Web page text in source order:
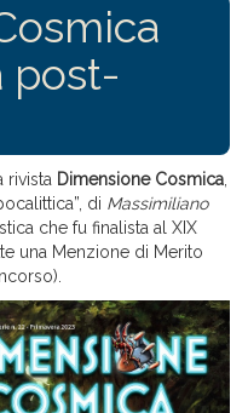
post-
rivista Dimensione Cosmica
di Massimiliano
che fu finalista al XIX
una Menzione di Merito